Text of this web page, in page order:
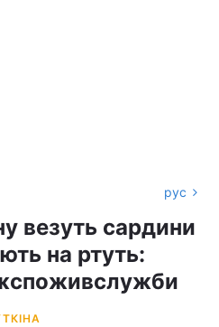
рус
везуть сардини
на ртуть: